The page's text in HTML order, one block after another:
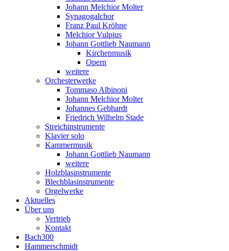
Johann Melchior Molter
Synagogalchor
Franz Paul Kröhne
Melchior Vulpius
Johann Gottlieb Naumann
Kirchenmusik
Opern
weitere
Orchesterwerke
Tommaso Albinoni
Johann Melchior Molter
Johannes Gebhardt
Friedrich Wilhelm Stade
Streichinstrumente
Klavier solo
Kammermusik
Johann Gottlieb Naumann
weitere
Holzblasinstrumente
Blechblasinstrumente
Orgelwerke
Aktuelles
Über uns
Vertrieb
Kontakt
Bach300
Hammerschmidt